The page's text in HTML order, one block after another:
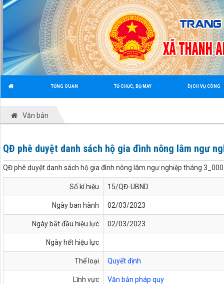
TỔNG QUAN TỔ CHỨC, BỘ MÁY DỊCH VỤ CÔNG
Văn bản
QĐ phê duyệt danh sách hộ gia đình nông lâm ngư
QĐ phê duyệt danh sách hộ gia đình nông lâm ngư nghiệp tháng
Số kí hiệu 15/QĐ-UBND
Ngày ban hành 02/03/2023
Ngày bắt đầu hiệu lực 02/03/2023
Ngày hết hiệu lực
Thể loại Quyết định
Lĩnh vực Văn bản pháp quy